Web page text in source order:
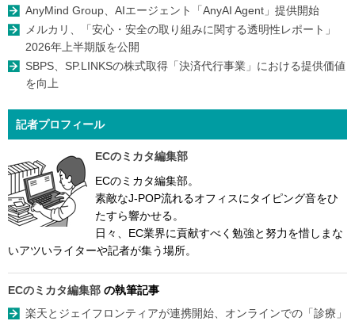
AnyMind Group、AIエージェント「AnyAI Agent」提供開始
メルカリ、「安心・安全の取り組みに関する透明性レポート」
2026年上半期版を公開
SBPS、SP.LINKSの株式取得「決済代行事業」における提供価値
を向上
記者プロフィール
ECのミカタ編集部
ECのミカタ編集部。
素敵なJ-POP流れるオフィスにタイピング音をひ
たすら響かせる。
日々、EC業界に貢献すべく勉強と努力を惜しまな
いアツいライターや記者が集う場所。
ECのミカタ編集部 の執筆記事
楽天とジェイフロンティアが連携開始、オンラインでの「診療」